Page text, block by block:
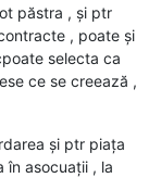
păstra , și ptr
, poate și
selecta ca
ce se creează ,
și ptr piața
în asocuații , la